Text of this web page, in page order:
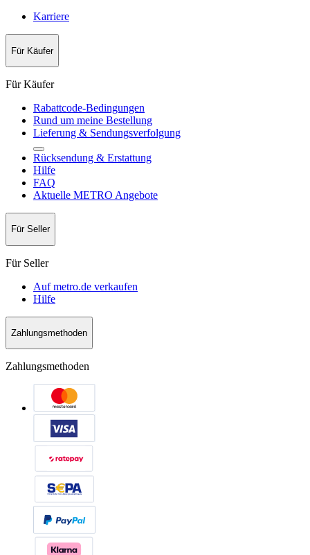
Karriere
Für Käufer
Für Käufer
Rabattcode-Bedingungen
Rund um meine Bestellung
Lieferung & Sendungsverfolgung
Rücksendung & Erstattung
Hilfe
FAQ
Aktuelle METRO Angebote
Für Seller
Für Seller
Auf metro.de verkaufen
Hilfe
Zahlungsmethoden
Zahlungsmethoden